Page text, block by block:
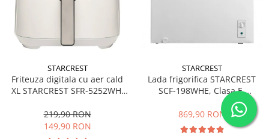
STARCREST
Friteuza digitala cu aer cald
XL STARCREST SFR-5252WH,
200 °C, 8 programe
predefinite, Alb
219,90 RON
149,90 RON
STARCREST
Lada frigorifica STARCREST
SCF-198WHE, Clasa E,
Capacitate 198L, Sistem
convertibil - functie frigider,
Termostat reglabil, Alb
869,90 RON